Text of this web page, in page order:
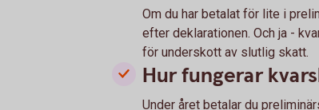
Om du har betalat för lite i
efter deklarationen. Och ja -
för underskott av slutlig skatt.
Hur fungerar
Under året betalar du